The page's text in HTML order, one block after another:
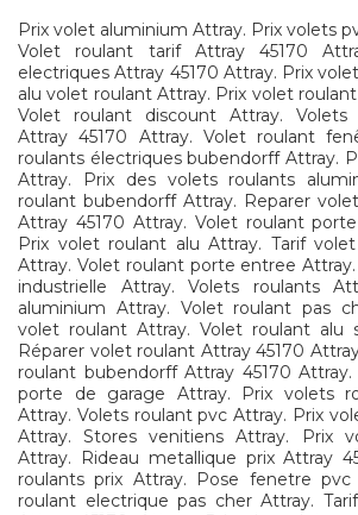
Prix volet aluminium Attray. Prix volets
Volet roulant tarif Attray 45170
electriques Attray 45170 Attray. Prix
alu volet roulant Attray. Prix volet
Volet roulant discount Attray. Volets
Attray 45170 Attray. Volet roulant
roulants électriques bubendorff Attray.
Attray. Prix des volets roulants
roulant bubendorff Attray. Reparer
Attray 45170 Attray. Volet roulant
Prix volet roulant alu Attray. Tarif
Attray. Volet roulant porte entree
industrielle Attray. Volets roulants
aluminium Attray. Volet roulant pas
volet roulant Attray. Volet roulant alu
Réparer volet roulant Attray 45170
roulant bubendorff Attray 45170
porte de garage Attray. Prix volets
Attray. Volets roulant pvc Attray. Prix
Attray. Stores venitiens Attray. Prix
Attray. Rideau metallique prix Attray
roulants prix Attray. Pose fenetre
roulant electrique pas cher Attray.